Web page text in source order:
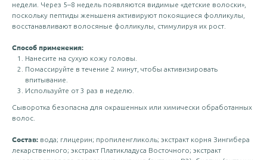
недели. Через 5–8 недель появляются видимые «детские волоски»,
поскольку пептиды женьшеня активируют покоящиеся фолликулы,
восстанавливают волосяные фолликулы, стимулируя их рост.
Способ применения:
Нанесите на сухую кожу головы.
Помассируйте в течение 2 минут, чтобы активизировать
впитывание.
Используйте от 3 раз в неделю.
Сыворотка безопасна для окрашенных или химически обработанных
волос.
Состав: вода; глицерин; пропиленгликоль; экстракт корня Зингибера
лекарственного; экстракт Платикладуса Восточного; экстракт